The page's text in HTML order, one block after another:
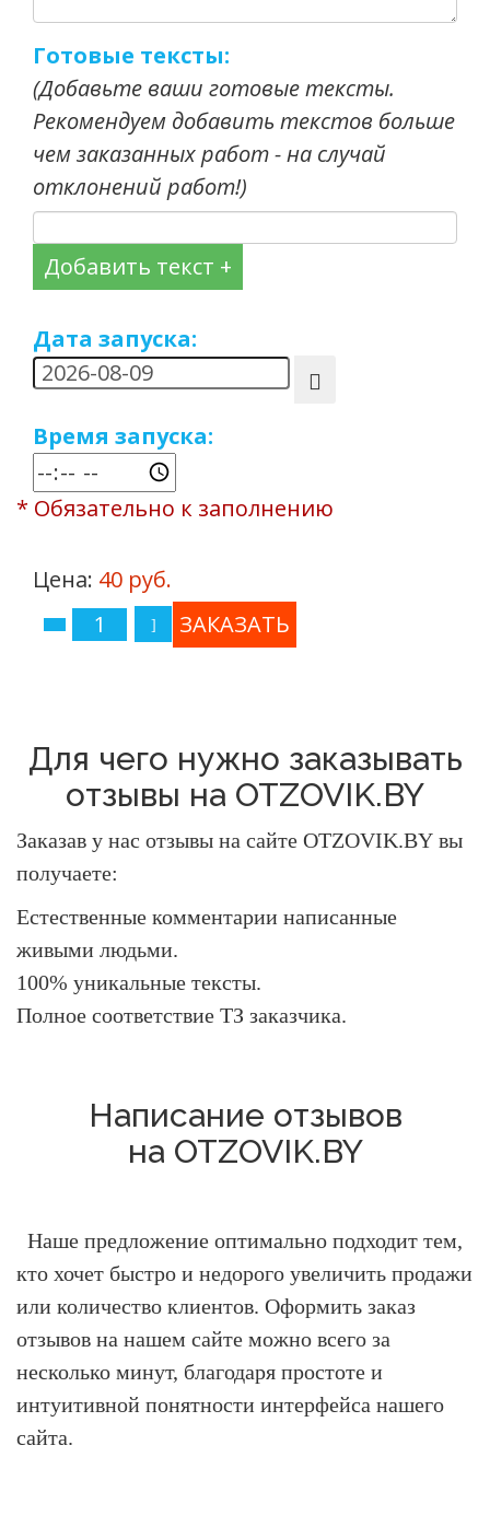
Готовые тексты:
(Добавьте ваши готовые тексты.
Рекомендуем добавить текстов больше
чем заказанных работ - на случай
отклонений работ!)
Добавить текст +
Дата запуска:
Время запуска:
* Обязательно к заполнению
Цена: 40 руб.
Для чего нужно заказывать
отзывы на OTZOVIK.BY
Заказав у нас отзывы на сайте OTZOVIK.BY вы
получаете:
Естественные комментарии написанные
живыми людьми.
100% уникальные тексты.
Полное соответствие ТЗ заказчика.
Написание отзывов
на OTZOVIK.BY
Наше предложение оптимально подходит тем,
кто хочет быстро и недорого увеличить продажи
или количество клиентов. Оформить заказ
отзывов на нашем сайте можно всего за
несколько минут, благодаря простоте и
интуитивной понятности интерфейса нашего
сайта.